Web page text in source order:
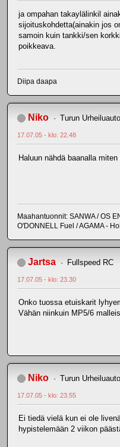
ja ompahan takaylälinkil
sijoituskohdetta(ainakin jos
samoin kuin tankki/sen
poikkeava.
Diipa daapa
Niko Turun
17.07.05 - klo: 22.48
Haluun nähdä baanalla
Maahantuonnit: SANWA / OS
O'DONNELL Fuel / AGAMA -
Jartsa Fullspeed RC
17.07.05 - klo: 23.30
Onko tuossa etuiskarit
Vähän niinkuin MP5/6
Niko Turun
17.07.05 - klo: 23.55
Ei tiedä vielä kun ei ole
hypistelemään 2 viikon